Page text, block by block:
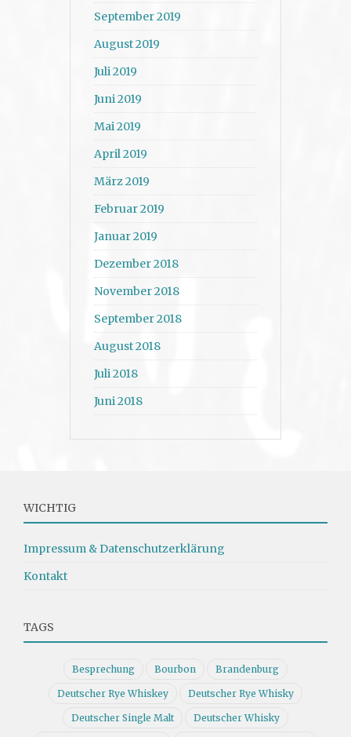
September 2019
August 2019
Juli 2019
Juni 2019
Mai 2019
April 2019
März 2019
Februar 2019
Januar 2019
Dezember 2018
November 2018
September 2018
August 2018
Juli 2018
Juni 2018
WICHTIG
Impressum & Datenschutzerklärung
Kontakt
TAGS
Besprechung Bourbon Brandenburg
Deutscher Rye Whiskey Deutscher Rye Whisky
Deutscher Single Malt Deutscher Whisky